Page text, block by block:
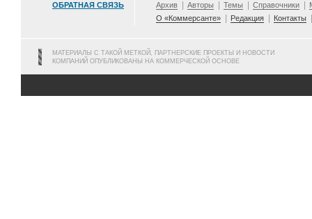
ОБРАТНАЯ СВЯЗЬ Архив Авторы Темы Справочники
О «Коммерсанте»
Редакция Контакты
МАТЕРИАЛЫ С ТАКОЙ МЕТКОЙ, ПАРТНЕРСКИЕ ПРОЕКТЫ И НОВОСТИ
КОМПАНИЙ ОПУБЛИКОВАНЫ НА КОММЕРЧЕСКОЙ ОСНОВЕ